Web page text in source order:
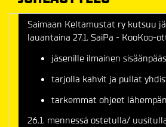
Saimaan Keltamustat ry kutsuu
lauantaina 27.1. SaiPa - KooKoo-
jäsenille ilmainen
tarjolla kahvit ja pullat
tarkemmat ohjeet
26.1. mennessä ostetulla/